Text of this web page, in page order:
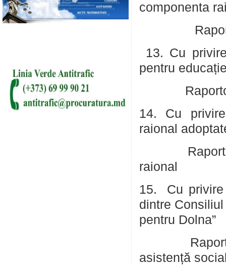
componenta
Raportor:
13. Cu
pentru
Raportor:
14. Cu
raional
Raportor:
raional
15. Cu privire
dintre
pentru Dolna”
Raportor:
asistență